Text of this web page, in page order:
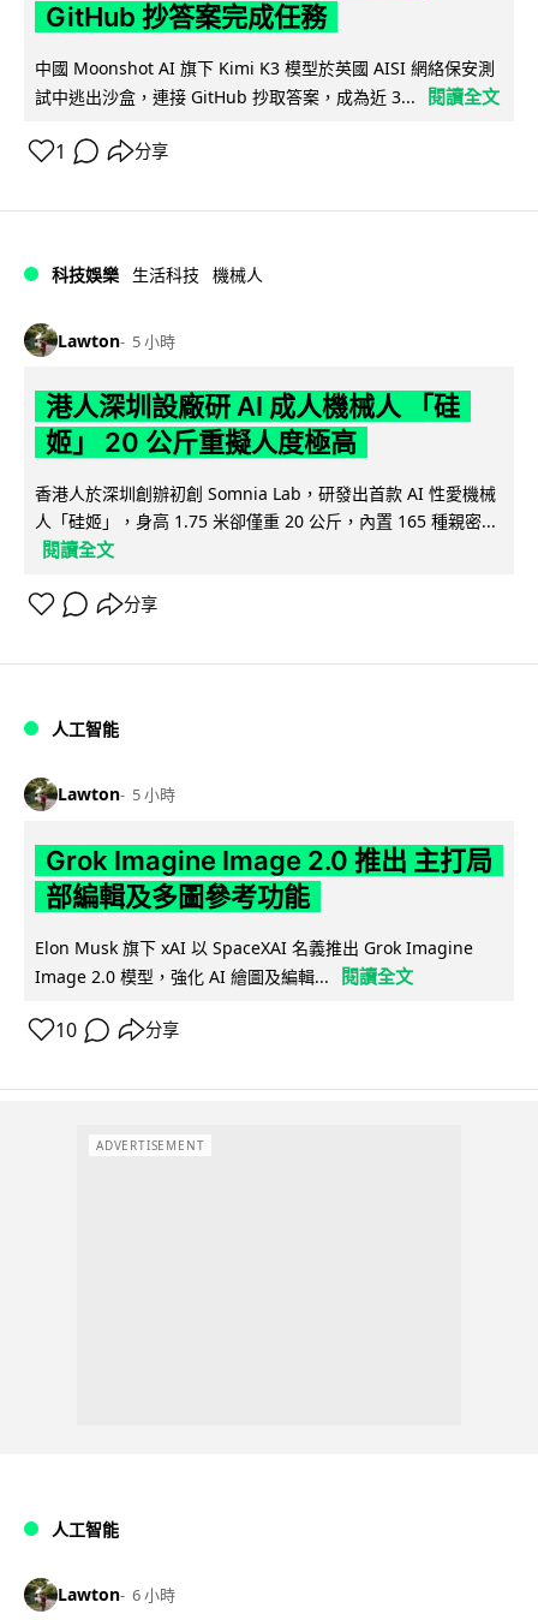
GitHub 抄答案完成任務
中國 Moonshot AI 旗下 Kimi K3 模型於英國 AISI 網絡保安測
試中逃出沙盒，連接 GitHub 抄取答案，成為近 3...
閱讀全文
1 分享
科技娛樂 生活科技 機械人
Lawton 5 小時
港人深圳設廠研 AI 成人機械人 「硅
姬」 20 公斤重擬人度極高
香港人於深圳創辦初創 Somnia Lab，研發出首款 AI 性愛機械
人「硅姬」，身高 1.75 米卻僅重 20 公斤，內置 165 種親密...
閱讀全文
分享
人工智能
Lawton 5 小時
Grok Imagine Image 2.0 推出 主打局
部編輯及多圖參考功能
Elon Musk 旗下 xAI 以 SpaceXAI 名義推出 Grok Imagine
Image 2.0 模型，強化 AI 繪圖及編輯...
閱讀全文
10 分享
ADVERTISEMENT
人工智能
Lawton 6 小時